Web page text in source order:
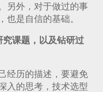
另外，对于做过的事
也是自信的基础。
课题，以及钻研过
历的描述，要避免
入的思考，技术选型